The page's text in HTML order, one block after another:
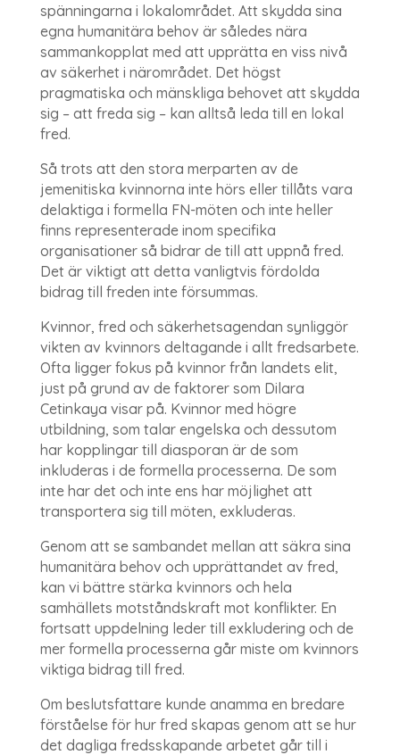
spänningarna i lokalområdet. Att skydda sina
egna humanitära behov är således nära
sammankopplat med att upprätta en viss nivå
av säkerhet i närområdet. Det högst
pragmatiska och mänskliga behovet att skydda
sig – att freda sig – kan alltså leda till en lokal
fred.
Så trots att den stora merparten av de
jemenitiska kvinnorna inte hörs eller tillåts vara
delaktiga i formella FN-möten och inte heller
finns representerade inom specifika
organisationer så bidrar de till att uppnå fred.
Det är viktigt att detta vanligtvis fördolda
bidrag till freden inte försummas.
Kvinnor, fred och säkerhetsagendan synliggör
vikten av kvinnors deltagande i allt fredsarbete.
Ofta ligger fokus på kvinnor från landets elit,
just på grund av de faktorer som Dilara
Cetinkaya visar på. Kvinnor med högre
utbildning, som talar engelska och dessutom
har kopplingar till diasporan är de som
inkluderas i de formella processerna. De som
inte har det och inte ens har möjlighet att
transportera sig till möten, exkluderas.
Genom att se sambandet mellan att säkra sina
humanitära behov och upprättandet av fred,
kan vi bättre stärka kvinnors och hela
samhällets motståndskraft mot konflikter. En
fortsatt uppdelning leder till exkludering och de
mer formella processerna går miste om kvinnors
viktiga bidrag till fred.
Om beslutsfattare kunde anamma en bredare
förståelse för hur fred skapas genom att se hur
det dagliga fredsskapande arbetet går till i